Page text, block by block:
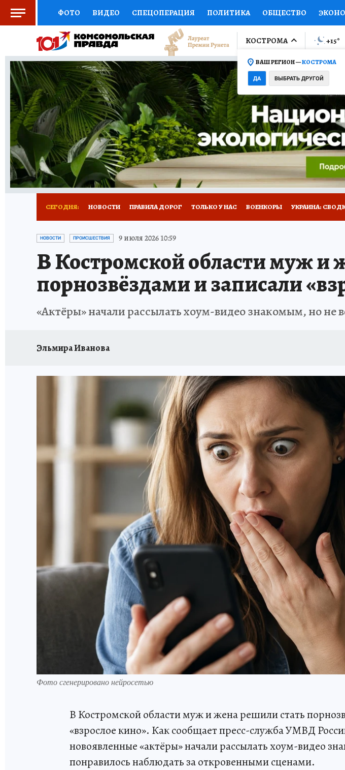
ФОТО ВИДЕО СПЕЦОПЕРАЦИЯ ПОЛИТИКА ОБЩЕСТВО
СОЦПОДДЕРЖКА НАУКА СПОРТ КОЛУМНИСТЫ ПРОИСШЕСТВИЯ
ВЫБОР ЭКСПЕРТОВ ДОКТОР ФИНАНСЫ ОТКРЫВАЕМ МИР Я ЗНАЮ
КНИЖНАЯ ПОЛКА ПРОГНОЗЫ НА СПОРТ ПРОМОКОДЫ СЕРИАЛЫ
ПРЕСС-ЦЕНТР НЕДВИЖИМОСТЬ ТЕЛЕВИЗОР КОЛЛЕКЦИИ
РАДИО КП РЕКЛАМА ТЕСТЫ НОВОЕ НА САЙТЕ
КОСТРОМА
ВАШ РЕГИОН —КОСТРОМА
ДА ВЫБРАТЬ ДРУГОЙ
+15°
СЕГОДНЯ: НОВОСТИ ПРАВИЛА ДОРОГ ТОЛЬКО У НАС ВОЕНКОРЫ УКРАИНА:
НОВОГОДНИЙ ШОПИНГ В КОСТРОМЕ
СЕМЬЯ В ПОГОНАХ ИСПЫТАНО НА СЕБЕ
НОВОСТИ ПРОИСШЕСТВИЯ 9 июля 2026 10:59
В Костромской области муж и
порнозвёздами и записали
«Актёры» начали рассылать хоум-видео знакомым, но
Эльмира Иванова
Фото сгенерировано нейросетью
В Костромской области муж и жена решили стать
«взрослое кино». Как сообщает пресс-служба УМВД
новоявленные «актёры» начали рассылать хоум-видео
понравилось наблюдать за откровенными сценами.